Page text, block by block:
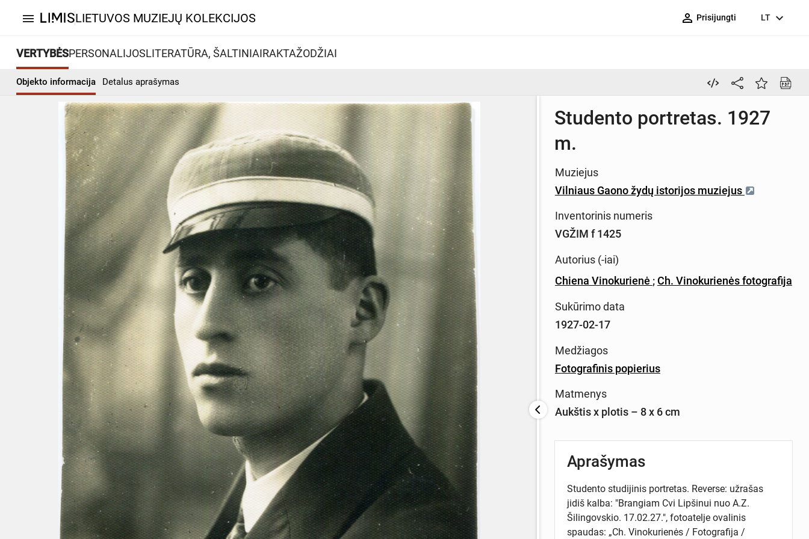
menu LIETUVOS MUZIEJŲ KOLEKCIJOS person_outline Prisijungti LT expand_more
VERTYBĖSPERSONALIJOSLITERATŪRA, ŠALTINIAIRAKTAŽODŽIAI
Objekto informacija Detalus aprašymas
Studento portretas. 1927
m.
Muziejus
Vilniaus Gaono žydų istorijos muziejus
Inventorinis numeris
VGŽIM f 1425
Autorius (-iai)
Chiena Vinokurienė ;Ch. Vinokurienės fotografija
Sukūrimo data
1927-02-17
Medžiagos
Fotografinis popierius
Matmenys
Aukštis x plotis – 8 x 6 cm
Aprašymas
Studento studijinis portretas. Reverse: užrašas
jidiš kalba: "Brangiam Cvi Lipšinui nuo A.Z.
Šilingovskio. 17.02.27.", fotoatelje ovalinis
spaudas: „Ch. Vinokurienės / Fotografija /